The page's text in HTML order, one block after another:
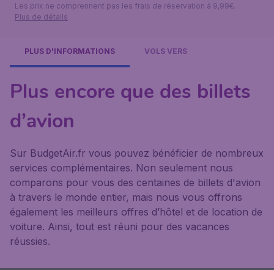
Les prix ne comprennent pas les frais de réservation à 9,99€.
Plus de détails
PLUS D'INFORMATIONS VOLS VERS
Plus encore que des billets
d’avion
Sur BudgetAir.fr vous pouvez bénéficier de nombreux
services complémentaires. Non seulement nous
comparons pour vous des centaines de billets d'avion
à travers le monde entier, mais nous vous offrons
également les meilleurs offres d’hôtel et de location de
voiture. Ainsi, tout est réuni pour des vacances
réussies.